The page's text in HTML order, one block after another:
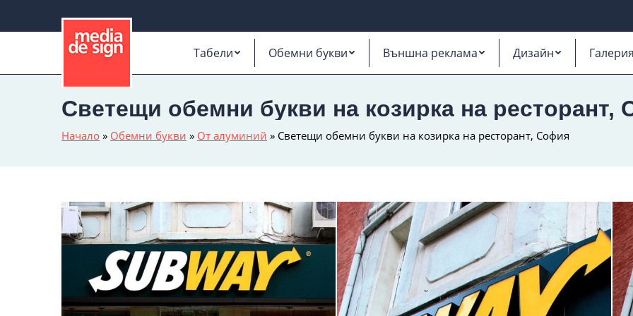
Табели Обемни букви Външна реклама Дизайн Галерия
Начало » Обемни букви » От алуминий » Светещи обемни букви на козирка на ресторант, София
Светещи обемни букви на козирка на ресторант,